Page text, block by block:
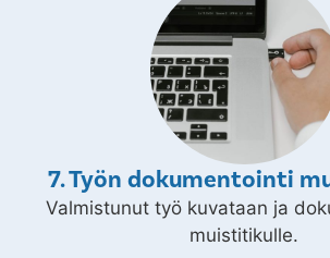
7. Työn dokumentointi
Valmistunut työ kuvataan ja
muistitikulle.